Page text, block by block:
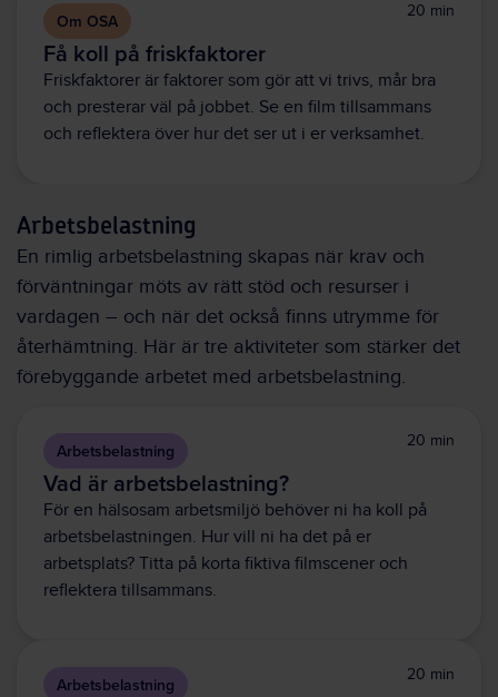
Om OSA 20 min
Få koll på friskfaktorer
Friskfaktorer är faktorer som gör att vi trivs, mår bra
och presterar väl på jobbet. Se en film tillsammans
och reflektera över hur det ser ut i er verksamhet.
Arbetsbelastning
En rimlig arbetsbelastning skapas när krav och
förväntningar möts av rätt stöd och resurser i
vardagen – och när det också finns utrymme för
återhämtning. Här är tre aktiviteter som stärker det
förebyggande arbetet med arbetsbelastning.
Arbetsbelastning 20 min
Vad är arbetsbelastning?
För en hälsosam arbetsmiljö behöver ni ha koll på
arbetsbelastningen. Hur vill ni ha det på er
arbetsplats? Titta på korta fiktiva filmscener och
reflektera tillsammans.
Arbetsbelastning 20 min